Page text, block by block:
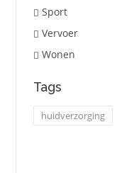
Sport
Vervoer
Wonen
Tags
huidverzorging